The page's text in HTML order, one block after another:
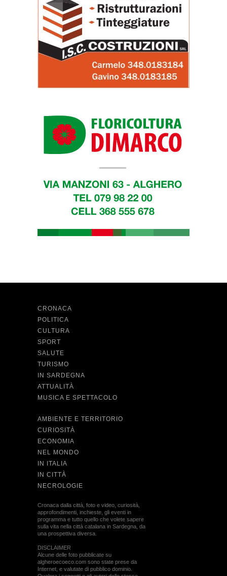
CRONACA
POLITICA
CULTURA
SPORT
SALUTE
TURISMO
IN SARDEGNA
ATTUALITÀ
MUSICA E SPETTACOLO
AMBIENTE E TERRITORIO
CURIOSITÀ
ECONOMIA
NEL MONDO
IN ITALIA
IN CITTÀ
NECROLOGIE
Cronaca dalla città, foto e video, curiosità,
approfondimenti, inchieste, gli eventi in
programma e tutto quello che volete sapere
sulla vita nella città catalana in Sardegna, da
una prospettiva diversa.
DISCLAIMER
Alcune delle foto pubblicate su
algheroecoeco.com sono state prese da
Internet, e valutate di pubblico dominio.